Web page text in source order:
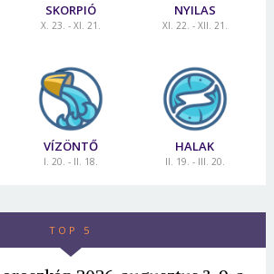
SKORPIÓ
X. 23. - XI. 21.
NYILAS
XI. 22. - XII. 21.
VÍZÖNTŐ
I. 20. - II. 18.
HALAK
II. 19. - III. 20.
TOP 5